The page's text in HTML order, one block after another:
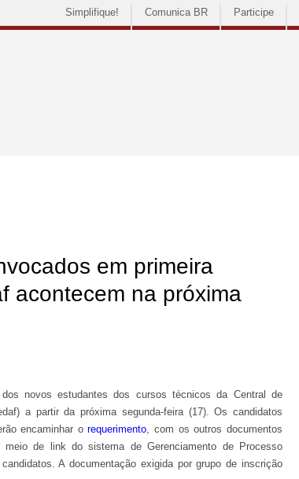
Simplifique! Comunica BR Participe
em primeira
acontecem na próxima
novos estudantes dos cursos técnicos da Central de
a partir da próxima segunda-feira (17). Os candidatos
encaminhar orequerimento, com os outros documentos
meio de link do sistema de Gerenciamento de Processo
A documentação exigida por grupo de inscrição